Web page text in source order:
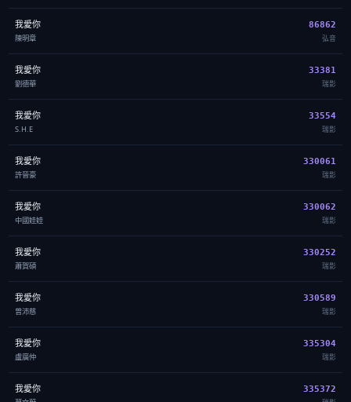
我愛你
陳明章
86862
弘音
我愛你
劉德華
33381
瑞影
我愛你
S.H.E
33554
瑞影
我愛你
許晉豪
330061
瑞影
我愛你
中國娃娃
330062
瑞影
我愛你
蕭賀碩
330252
瑞影
我愛你
曾沛慈
330589
瑞影
我愛你
盧廣仲
335304
瑞影
我愛你 335372